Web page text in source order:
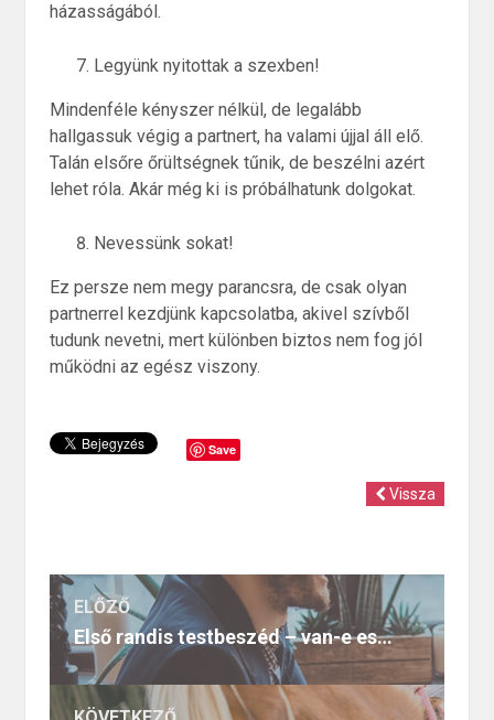
házasságából.
Legyünk nyitottak a szexben!
Mindenféle kényszer nélkül, de legalább
hallgassuk végig a partnert, ha valami újjal áll elő.
Talán elsőre őrültségnek tűnik, de beszélni azért
lehet róla. Akár még ki is próbálhatunk dolgokat.
Nevessünk sokat!
Ez persze nem megy parancsra, de csak olyan
partnerrel kezdjünk kapcsolatba, akivel szívből
tudunk nevetni, mert különben biztos nem fog jól
működni az egész viszony.
Save
Vissza
ELŐZŐ
Első randis testbeszéd – van-e esély a folytatásra?